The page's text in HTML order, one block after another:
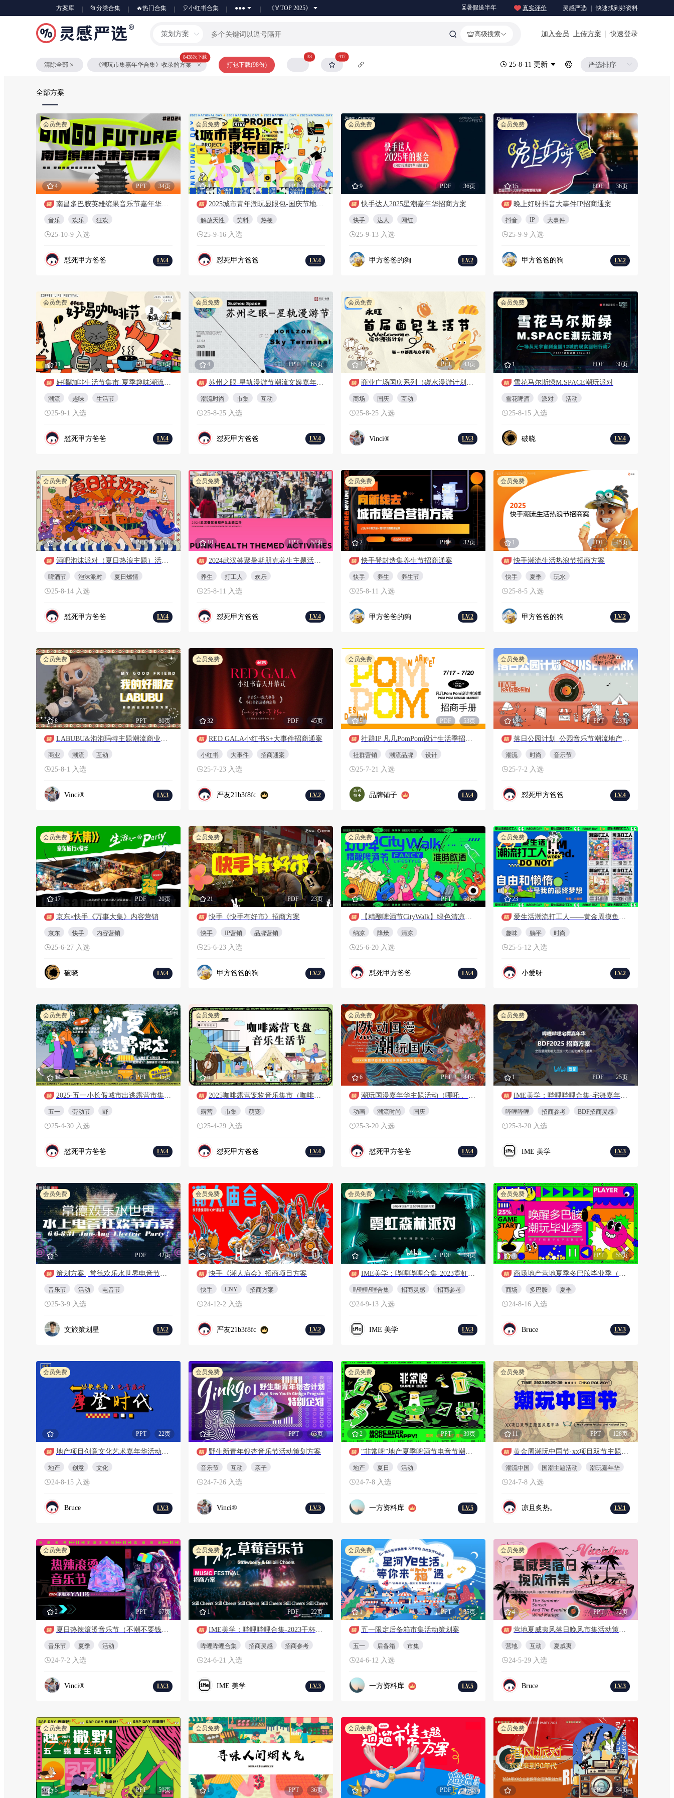
方案库 📂分类合集 🔥热门合集 🎈小红书合集 ●●● 《🏅TOP 2025》 ⏳暑假送半年 真实评价 灵感严选 ｜ 快速找到好资料
策划方案 高级搜索 加入会员 上传方案 快速登录
清除全部
8438次下载
《潮玩市集嘉年华合集》收录的方案 打包下载(98份)
33 417
25-8-11 更新
全部方案
会员免费
4 PPT 34页
南昌多巴胺英雄缤果音乐节嘉年华全案策划方案
音乐 欢乐 狂欢
25-10-9 入选
怼死甲方爸爸 LV.4
会员免费
4 PPT 58页
2025城市青年潮玩显眼包-国庆节地产路演巡展活动策划方案
解放天性 笑料 热梗
25-9-16 入选
怼死甲方爸爸 LV.4
会员免费
9 PDF 36页
快手达人2025星潮嘉年华招商方案
快手 达人 网红
25-9-13 入选
甲方爸爸的狗 LV.2
会员免费
15 PDF 36页
晚上好呀抖音大事件IP招商通案
抖音 IP 大事件
25-9-9 入选
甲方爸爸的狗 LV.2
会员免费
11 PPT 53页
潮流 趣味 生活节
25-9-1 入选
怼死甲方爸爸 LV.4
会员免费
4 PPT 65页
潮流时尚 市集 互动
25-8-25 入选
怼死甲方爸爸 LV.4
会员免费
4 PPT 43页
商场 国庆 互动
25-8-25 入选
Vinci® LV.3
会员免费
1 PDF 30页
雪花马尔斯绿M.SPACE潮玩派对
雪花啤酒 派对 活动
25-8-15 入选
破晓 LV.4
会员免费
5 PPT 42页
啤酒节 泡沫派对 夏日燃情
25-8-14 入选
怼死甲方爸爸 LV.4
会员免费
10 PPT 54页
养生 打工人 欢乐
25-8-11 入选
怼死甲方爸爸 LV.4
会员免费
2 PDF 32页
快手登封造集养生节招商通案
快手 养生 养生节
25-8-11 入选
甲方爸爸的狗 LV.2
会员免费
1 PDF 45页
快手潮流生活热浪节招商方案
快手 夏季 玩水
25-8-5 入选
甲方爸爸的狗 LV.2
会员免费
8 PPT 80页
LABUBU&泡泡玛特主题潮流商业生活服务嘉年华活动策划方案
商业 潮流 互动
25-8-1 入选
Vinci® LV.3
会员免费
32 PDF 45页
RED GALA小红书S+大事件招商通案
小红书 大事件 招商通案
25-7-23 入选
严友21b3f8fc LV.2
会员免费
9 PDF 53页
社群IP 凡几PomPom设计生活季招商手册
社群营销 潮流品牌 设计
25-7-21 入选
品牌铺子 LV.4
会员免费
13 PPT 23页
落日公园计划_公园音乐节潮流地产暖场活动策划方案
潮流 时尚 音乐节
25-7-2 入选
怼死甲方爸爸 LV.4
会员免费
17 PDF 20页
京东×快手《万事大集》内容营销
京东 快手 内容营销
25-6-27 入选
破晓 LV.4
会员免费
21 PDF 23页
快手《快手有好市》招商方案
快手 IP营销 品牌营销
25-6-23 入选
甲方爸爸的狗 LV.2
会员免费
9 PPT 60页
【精酿啤酒节CityWalk】绿色清凉尽情玩耍消费品嘉年华活动方案
纳凉 降燥 清凉
25-6-20 入选
怼死甲方爸爸 LV.4
会员免费
23 PPT 57页
爱生活潮流打工人——黄金周摸鱼大赛反卷市集音乐派对主题活动策划案
趣味 躺平 时尚
25-5-12 入选
小爱呀 LV.2
会员免费
14 PPT 45页
五一 劳动节 野
25-4-30 入选
怼死甲方爸爸 LV.4
会员免费
6 PPT 77页
露营 市集 萌宠
25-4-29 入选
怼死甲方爸爸 LV.4
会员免费
6 PPT 84页
动画 潮流时尚 国庆
25-3-20 入选
怼死甲方爸爸 LV.4
会员免费
1 PDF 25页
哔哩哔哩 招商参考 BDF招商灵感
25-3-20 入选
IME 美学 LV.3
会员免费
5 PDF 42页
音乐节 活动 电音节
25-3-9 入选
文旅策划星 LV.2
会员免费
8 PDF 31页
快手《潮人庙会》招商项目方案
快手 CNY 招商方案
24-12-2 入选
严友21b3f8fc LV.2
会员免费
PDF 19页
哔哩哔哩合集 招商灵感 招商参考
24-9-13 入选
IME 美学 LV.3
会员免费
4 PPT 55页
商场 多巴胺 夏季
24-8-16 入选
Bruce LV.3
会员免费
PPT 22页
地产项目创意文化艺术嘉年华活动策划方案
地产 创意 文化
24-8-15 入选
Bruce LV.3
会员免费
8 PPT 63页
野生新青年银杏音乐节活动策划方案
音乐节 互动 亲子
24-7-26 入选
Vinci® LV.3
会员免费
2 PPT 39页
“非常啤”地产夏季啤酒节电音节潮流暖场活动方案
地产 夏日 活动
24-7-8 入选
一方资料库 LV.5
会员免费
11 PPT 128页
黄金周潮玩中国节·xx项目双节主题嘉年华
潮流中国 国潮主题活动 潮玩嘉年华
24-7-8 入选
凉且炙热。 LV.1
会员免费
2 PPT 67页
夏日热辣滚烫音乐节（不潮不要钱主题）活动策划方案
音乐节 夏季 活动
24-7-2 入选
Vinci® LV.3
会员免费
1 PDF 22页
IME美学：哔哩哔哩合集-2023干杯草莓音乐节招商灵感参考
哔哩哔哩合集 招商灵感 招商参考
24-6-21 入选
IME 美学 LV.3
会员免费
1 PPT 35页
五一限定后备箱市集活动策划案
五一 后备箱 市集
24-6-12 入选
一方资料库 LV.5
会员免费
4 PPT 72页
营地夏威夷风落日晚风市集活动策划方案
营地 互动 夏威夷
24-5-29 入选
Bruce LV.3
会员免费
5 PPT 59页
会员免费
1 PPT 36页
会员免费
14 PDF 46页
会员免费
PPT 34页